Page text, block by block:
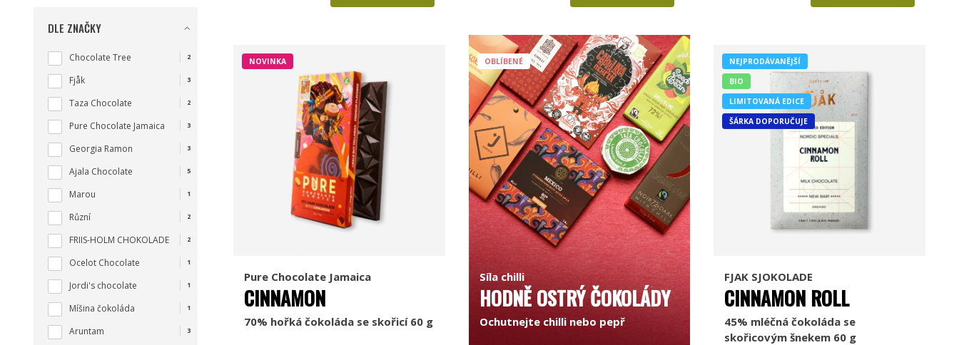
NOVINKA
Pure Chocolate Jamaica
CINNAMON
70% hořká čokoláda se skořicí 60 g
OBLÍBENÉ
Síla chilli
HODNĚ OSTRÝ ČOKOLÁDY
Ochutnejte chilli nebo pepř
NEJPRODÁVANĚJŠÍ
BIO
LIMITOVANÁ EDICE
ŠÁRKA DOPORUČUJE
FJAK SJOKOLADE
CINNAMON ROLL
45% mléčná čokoláda se
skořicovým šnekem 60 g
DLE ZNAČKY
Chocolate Tree 2
Fjåk 3
Taza Chocolate 2
Pure Chocolate Jamaica 3
Georgia Ramon 3
Ajala Chocolate 5
Marou 1
Různí 2
FRIIS-HOLM CHOKOLADE 2
Ocelot Chocolate 1
Jordi's chocolate 1
Míšina čokoláda 1
Aruntam 3